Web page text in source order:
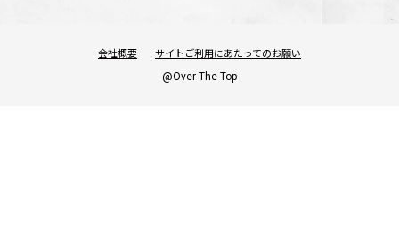
会社概要 サイトご利用にあたってのお願い
@Over The Top